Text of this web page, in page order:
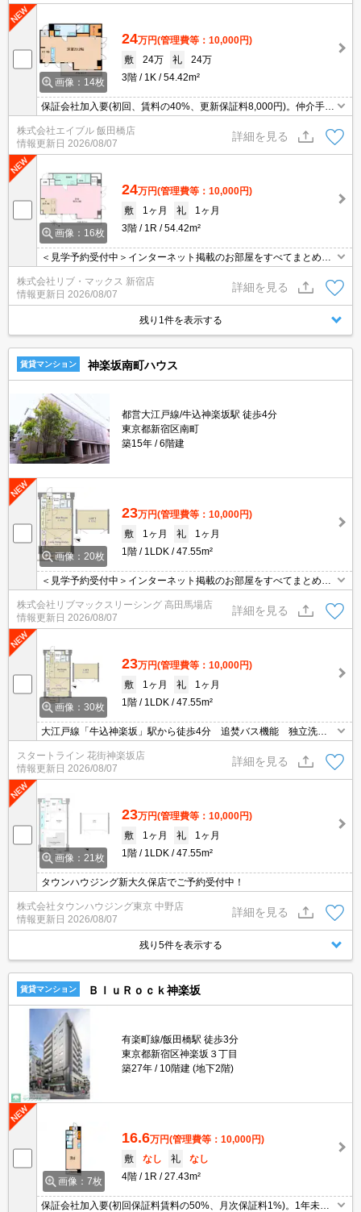
充実で安心！お気軽にご相談くださいませ。
画像：14枚
24万円(管理費等：10,000円)
敷
24万 礼
24万
3階
1K 54.42m²
保証会社加入要(初回、賃料の40%、更新保証料8,000円)。仲介手数
料家賃の55%。宅配ボックスあり。温水洗浄便座付き。カウンター
キッチン。TVインターホン付き。ウォークインクローゼット付き。
株式会社エイブル 飯田橋店
情報更新日 2026/08/07
詳細を見る
画像：16枚
24万円(管理費等：10,000円)
敷
1ヶ月 礼
1ヶ月
3階
1R 54.42m²
＜見学予約受付中＞インターネット掲載のお部屋をすべてまとめて
ご紹介可能！ 初期費用クレジット決済可！問合せ当日でもご予約可
能！他社掲載物件もまとめてご紹介可能です。オンライン案内可。
写真・動画送付、WEB契約等来店不要でご契約可能。セキュリティ
充実で安心！お気軽にご相談くださいませ。
株式会社リブ・マックス 新宿店
情報更新日 2026/08/07
詳細を見る
残り1件を表示する
賃貸マンション 神楽坂南町ハウス
都営大江戸線/牛込神楽坂駅 徒歩4分
東京都新宿区南町
築15年
6階建
画像：20枚
23万円(管理費等：10,000円)
敷
1ヶ月 礼
1ヶ月
1階
1LDK 47.55m²
＜見学予約受付中＞インターネット掲載のお部屋をすべてまとめて
ご紹介可能！ 初期費用クレジット決済可！問合せ当日でもご予約可
能！他社掲載物件もまとめてご紹介可能です。オンライン案内可。
写真・動画送付、WEB契約等来店不要でご契約可能。セキュリティ
充実で安心！お気軽にご相談くださいませ。
株式会社リブマックスリーシング 高田馬場店
情報更新日 2026/08/07
詳細を見る
画像：30枚
23万円(管理費等：10,000円)
敷
1ヶ月 礼
1ヶ月
1階
1LDK 47.55m²
大江戸線「牛込神楽坂」駅から徒歩4分 追焚バス機能 独立洗面
台 オートロック 宅配ボックス
スタートライン 花街神楽坂店
情報更新日 2026/08/07
詳細を見る
画像：21枚
23万円(管理費等：10,000円)
敷
1ヶ月 礼
1ヶ月
1階
1LDK 47.55m²
タウンハウジング新大久保店でご予約受付中！
株式会社タウンハウジング東京 中野店
情報更新日 2026/08/07
詳細を見る
残り5件を表示する
賃貸マンション ＢｌｕＲｏｃｋ神楽坂
有楽町線/飯田橋駅 徒歩3分
東京都新宿区神楽坂３丁目
築27年
10階建 (地下2階)
画像：7枚
16.6万円(管理費等：10,000円)
敷
なし 礼
なし
4階
1R 27.43m²
保証会社加入要(初回保証料賃料の50%、月次保証料1%)。1年未満